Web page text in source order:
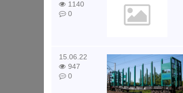
1140
0
15.06.22
947
0